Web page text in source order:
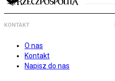
KONTAKT
O nas
Kontakt
Napisz do nas